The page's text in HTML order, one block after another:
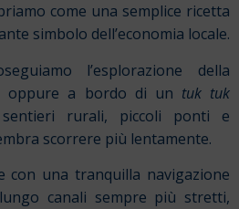
come una semplice ricetta
simbolo dell’economia locale.
l’esplorazione della
oppure a bordo di un tuk tuk
sentieri rurali, piccoli ponti e
scorrere più lentamente.
con una tranquilla navigazione
canali sempre più stretti,